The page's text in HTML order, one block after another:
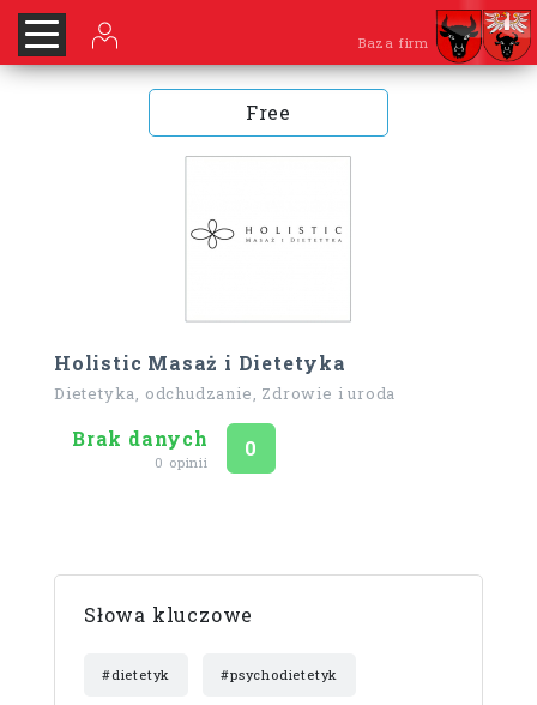
Baza firm
Free
Holistic Masaż i Dietetyka
Dietetyka, odchudzanie, Zdrowie i uroda
Brak danych
0 opinii
Ocena
0
Słowa kluczowe
#dietetyk #psychodietetyk